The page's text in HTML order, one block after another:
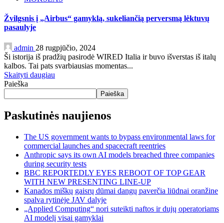
Žvilgsnis į „Airbus“ gamyklą, sukeliančią perversmą lėktuvų
pasaulyje
admin 28 rugpjūčio, 2024
Ši istorija iš pradžių pasirodė WIRED Italia ir buvo išverstas iš italų
kalbos. Tai pats svarbiausias momentas...
Skaityti daugiau
Paieška
Paieška
Paskutinės naujienos
The US government wants to bypass environmental laws for
commercial launches and spacecraft reentries
Anthropic says its own AI models breached three companies
during security tests
BBC REPORTEDLY EYES REBOOT OF TOP GEAR
WITH NEW PRESENTING LINE-UP
Kanados miškų gaisrų dūmai dangų paverčia liūdnai oranžine
spalva rytinėje JAV dalyje
„Applied Computing“ nori suteikti naftos ir dujų operatoriams
AI modelį visai gamyklai